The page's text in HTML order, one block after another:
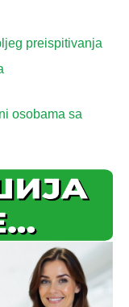
preispitivanja
osobama sa